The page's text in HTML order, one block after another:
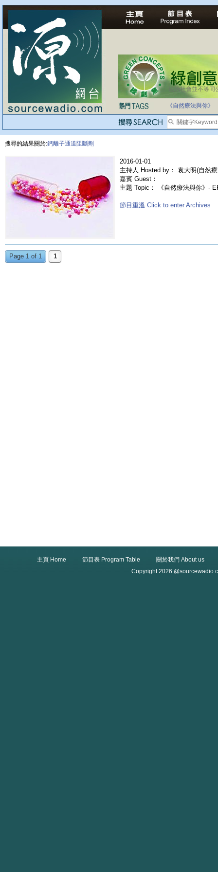
法治社會並不等同
《自然療法與你》
搜尋的結果關於:鈣離子通道阻斷劑
2016-01-01
主持人 Hosted by： 袁大明(自然
嘉賓 Guest：
主題 Topic： 《自然療法與你》-
節目重溫 Click to enter Archives
Page 1 of 1 1
主頁 Home 節目表 Program Table
關於我們 About us
Copyright 2026